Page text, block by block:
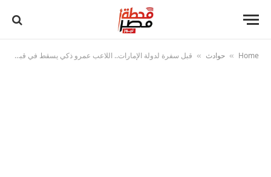
Home
» حوادث » قبل سفرة لدولة الإمارات.. اللاعب عمرو ذكي يسقط في قبضة الأمن بمطار القاهرة الدولي